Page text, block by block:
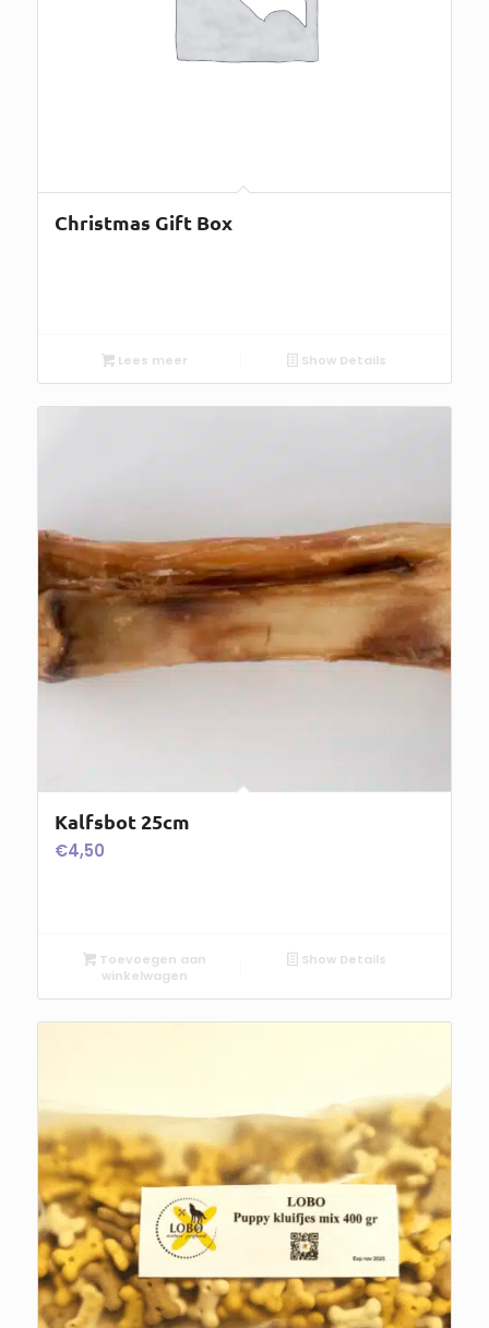
Christmas Gift Box
Lees meer Show Details
Kalfsbot 25cm
€4,50
Toevoegen aan
winkelwagen
Show Details